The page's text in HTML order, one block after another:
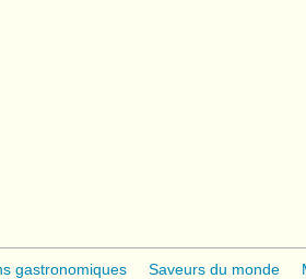
gastronomiques Saveurs du monde